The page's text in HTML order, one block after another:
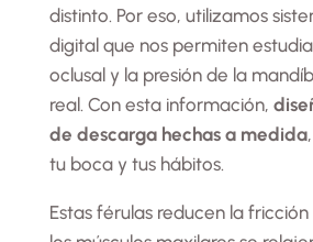
distinto. Por eso, utilizamos
digital que nos permiten
oclusal y la presión de la
real. Con esta información,
de descarga hechas a medida
tu boca y tus hábitos.
Estas férulas reducen la